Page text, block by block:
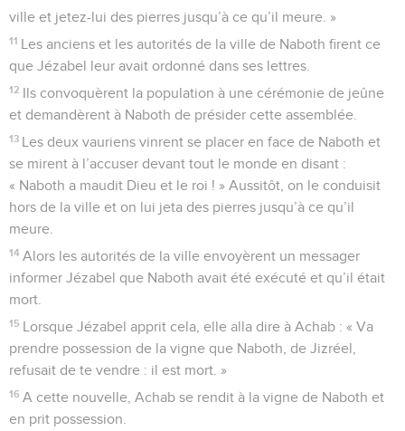
ville et jetez-lui des pierres jusqu’à ce qu’il meure. »
11 Les anciens et les autorités de la ville de Naboth firent ce
que Jézabel leur avait ordonné dans ses lettres.
12 Ils convoquèrent la population à une cérémonie de jeûne
et demandèrent à Naboth de présider cette assemblée.
13 Les deux vauriens vinrent se placer en face de Naboth et
se mirent à l’accuser devant tout le monde en disant :
« Naboth a maudit Dieu et le roi ! » Aussitôt, on le conduisit
hors de la ville et on lui jeta des pierres jusqu’à ce qu’il
meure.
14 Alors les autorités de la ville envoyèrent un messager
informer Jézabel que Naboth avait été exécuté et qu’il était
mort.
15 Lorsque Jézabel apprit cela, elle alla dire à Achab : « Va
prendre possession de la vigne que Naboth, de Jizréel,
refusait de te vendre : il est mort. »
16 A cette nouvelle, Achab se rendit à la vigne de Naboth et
en prit possession.